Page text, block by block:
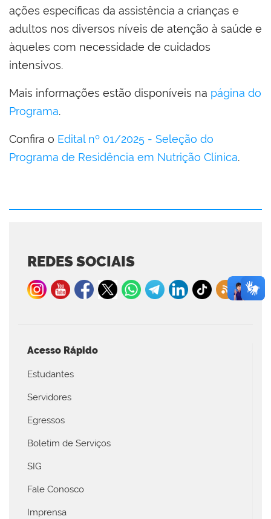
ações específicas da assistência a crianças e
adultos nos diversos níveis de atenção à saúde e
àqueles com necessidade de cuidados
intensivos.
Mais informações estão disponíveis na página do
Programa.
Confira o Edital nº 01/2025 - Seleção do
Programa de Residência em Nutrição Clínica.
REDES SOCIAIS
Acesso Rápido
Estudantes
Servidores
Egressos
Boletim de Serviços
SIG
Fale Conosco
Imprensa